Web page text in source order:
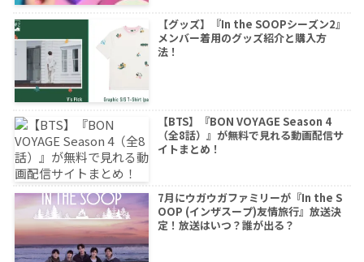
【グッズ】『In the SOOPシーズン2』
メンバー着用のグッズ紹介と購入方
法！
【BTS】『BON VOYAGE Season 4
（全8話）』が無料で見れる動画配信サ
イトまとめ！
7月にウガウガファミリーが『In the S
OOP (インザスープ)友情旅行』放送決
定！放送はいつ？誰が出る？